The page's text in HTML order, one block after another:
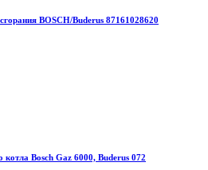
BOSCH/Buderus 87161028620
котла Bosch Gaz 6000, Buderus 072